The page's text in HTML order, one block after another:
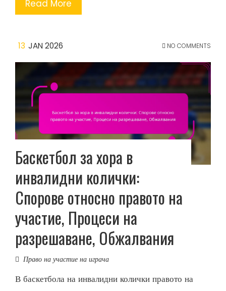
Read More
13 JAN 2026 NO COMMENTS
Баскетбол за хора в
инвалидни колички:
Спорове относно правото на
участие, Процеси на
разрешаване, Обжалвания
Право на участие на играча
В баскетбола на инвалидни колички правото на